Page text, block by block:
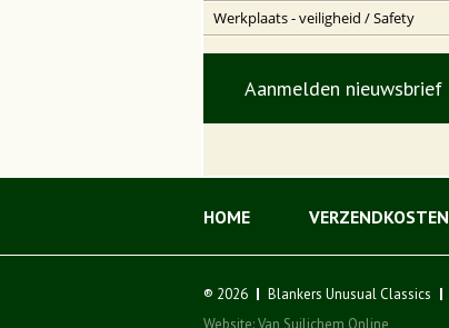
Werkplaats - veiligheid / Safety
Aanmelden nieuwsbrief
HOME VERZENDKOSTEN
® 2026 Blankers Unusual Classics
Website:Van Suilichem Online